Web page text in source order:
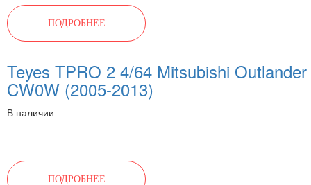
ПОДРОБНЕЕ
Teyes TPRO 2 4/64 Mitsubishi
CW0W (2005-2013)
В наличии
ПОДРОБНЕЕ